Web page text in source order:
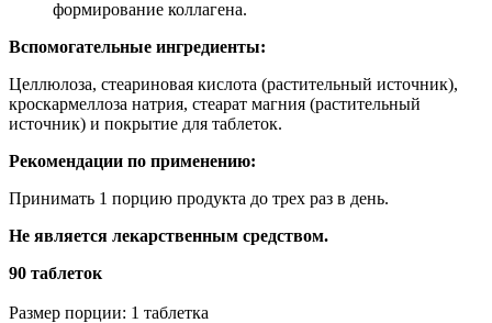
формирование коллагена.
Вспомогательные ингредиенты:
Целлюлоза, стеариновая кислота (растительный источник),
кроскармеллоза натрия, стеарат магния (растительный
источник) и покрытие для таблеток.
Рекомендации по применению:
Принимать 1 порцию продукта до трех раз в день.
Не является лекарственным средством.
90 таблеток
Размер порции: 1 таблетка